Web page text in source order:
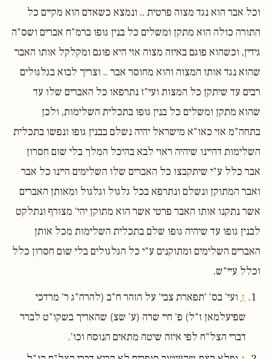
וכל אבר הוא נגד מצוה פרטית .. ונמצא כשאדם הוא מקיים כל
התורה כולה הוא מתקן ומשלים כל בנין גופו ברמ"ח אברים ושס"ה
גידין, וכשהוא פוגם באיזה מצוה אזי היא פוגם ומקלקל אותו האבר
שהוא נגד אותו המצוה והוא מחוסר אבר .. וצריך לבוא בגלגולים
רבים עד שיתקן כל המצות ועי"ז נתרפאו כל האברים שלו עד
שהוא מתקן ומשלים כל בנין גופו בתכלית השלימות, ולכן
בתחה"מ אזי כאו"א מישראל יהיה נשלם בבנין גופו ונפשו בתכלית
השלימות דהיינו שיהיה ראוי לבא בהיכל המלך בלי שום חסרון
אבר כלל ע"י שיתקבצו כל האברים שלו השלימים היינו כל אבר
ואבר המתוקן ונשלם ונתרפא בכל גלגול וגלגול ומאותן האברים
אשר נתקנו אותו האבר פרטי אשר הוא מתוקן יהי' מצורף ונתלקט
לבנין גופו עד שיהיה גופו שלם בתכלית השלימות מכל אותן
האברים השלימים ומתוקנים ע"י כל הגלגולים בלי שום חסרון כלל
וכלל עיי"ש.
↑ ועי' בס' 'תפארת צבי' על הזהר ח"ב (להרה"ג ר' מרדכי
שפיעלמאן ז"ל) פ' חיי שרה (ע' שצ) שהאריך בשקו"ט לברר
דברי הצל"ח לפי איזה שיטה מתאים הנוסח וכו'.